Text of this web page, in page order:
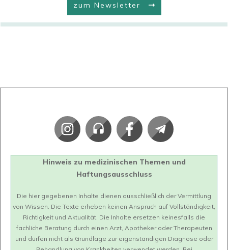
zum Newsletter
Hinweis zu medizinischen Themen und
Haftungsausschluss
Die hier gegebenen Inhalte dienen ausschließlich der Vermittlung
von Wissen. Die Texte erheben keinen Anspruch auf Vollständigkeit,
Richtigkeit und Aktualität. Die Inhalte ersetzen keinesfalls die
fachliche Beratung durch einen Arzt, Apotheker oder Therapeuten
und dürfen nicht als Grundlage zur eigenständigen Diagnose oder